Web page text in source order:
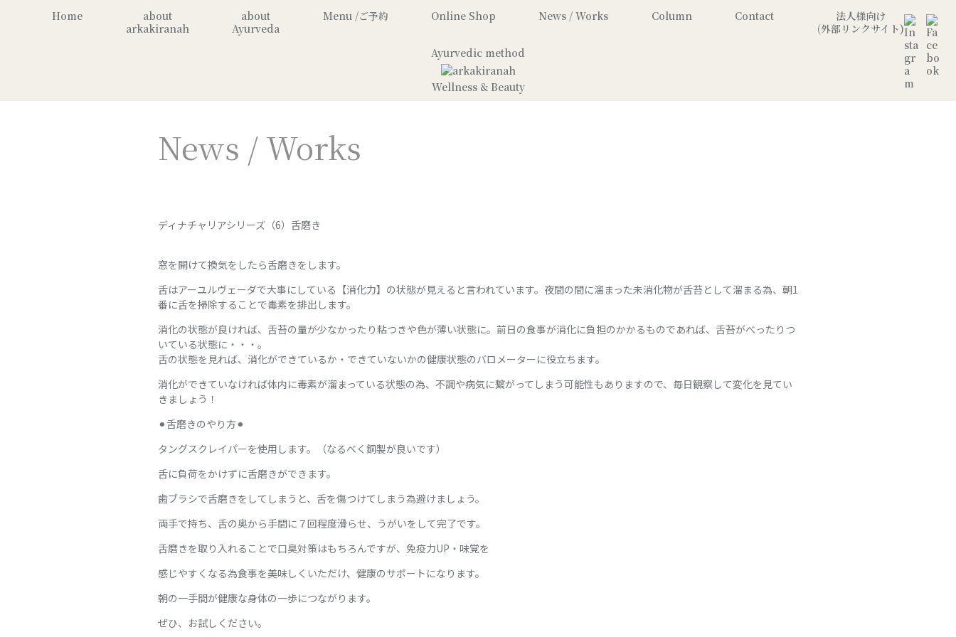
Home
about
arkakiranah
about
Ayurveda
Menu /ご予約 Online Shop News / Works Column Contact
法人様向け
(外部リンクサイト)
Ayurvedic method
Wellness & Beauty
News / Works
ディナチャリアシリーズ（6）舌磨き
窓を開けて換気をしたら舌磨きをします。
舌はアーユルヴェーダで大事にしている【消化力】の状態が見えると言われています。夜間の間に溜まった未消化物が舌苔として溜まる為、朝1
番に舌を掃除することで毒素を排出します。
消化の状態が良ければ、舌苔の量が少なかったり粘つきや色が薄い状態に。前日の食事が消化に負担のかかるものであれば、舌苔がべったりつ
いている状態に・・・。
舌の状態を見れば、消化ができているか・できていないかの健康状態のバロメーターに役立ちます。
消化ができていなければ体内に毒素が溜まっている状態の為、不調や病気に繋がってしまう可能性もありますので、毎日観察して変化を見てい
きましょう！
⚫︎舌磨きのやり方⚫︎
タングスクレイパーを使用します。（なるべく銅製が良いです）
舌に負荷をかけずに舌磨きができます。
歯ブラシで舌磨きをしてしまうと、舌を傷つけてしまう為避けましょう。
両手で持ち、舌の奥から手間に７回程度滑らせ、うがいをして完了です。
舌磨きを取り入れることで口臭対策はもちろんですが、免疫力UP・味覚を
感じやすくなる為食事を美味しくいただけ、健康のサポートになります。
朝の一手間が健康な身体の一歩につながります。
ぜひ、お試しください。